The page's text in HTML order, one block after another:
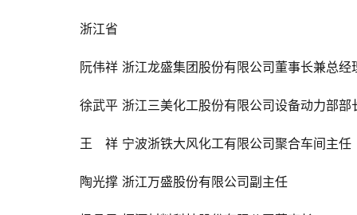
浙江省
阮伟祥 浙江龙盛集团股份有限公司董事长兼总经
徐武平 浙江三美化工股份有限公司设备动力部部
王　祥 宁波浙铁大风化工有限公司聚合车间主任
陶光撑 浙江万盛股份有限公司副主任